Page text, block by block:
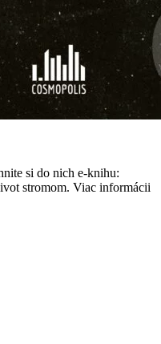
si do nich e-knihu:
stromom. Viac informácii